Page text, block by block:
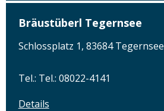
Bräustüberl Tegernsee
Schlossplatz 1, 83684 Tegernsee
Tel.: Tel.: 08022-4141
Details